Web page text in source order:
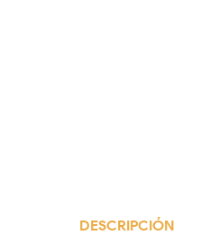
DESCRIPCIÓN